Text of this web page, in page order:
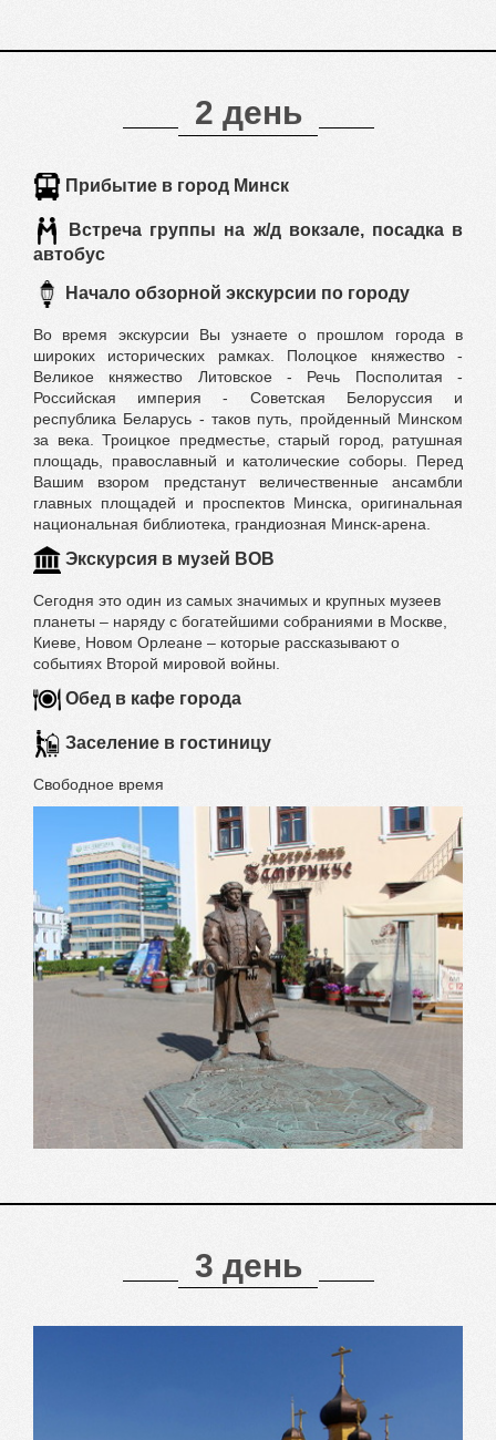
2 день
Прибытие в город Минск
Встреча группы на ж/д вокзале, посадка в
автобус
Начало обзорной экскурсии по городу
Во время экскурсии Вы узнаете о прошлом города в
широких исторических рамках. Полоцкое княжество -
Великое княжество Литовское - Речь Посполитая -
Российская империя - Советская Белоруссия и
республика Беларусь - таков путь, пройденный Минском
за века. Троицкое предместье, старый город, ратушная
площадь, православный и католические соборы. Перед
Вашим взором предстанут величественные ансамбли
главных площадей и проспектов Минска, оригинальная
национальная библиотека, грандиозная Минск-арена.
Экскурсия в музей ВОВ
Сегодня это один из самых значимых и крупных музеев
планеты – наряду с богатейшими собраниями в Москве,
Киеве, Новом Орлеане – которые рассказывают о
событиях Второй мировой войны.
Обед в кафе города
Заселение в гостиницу
Свободное время
3 день